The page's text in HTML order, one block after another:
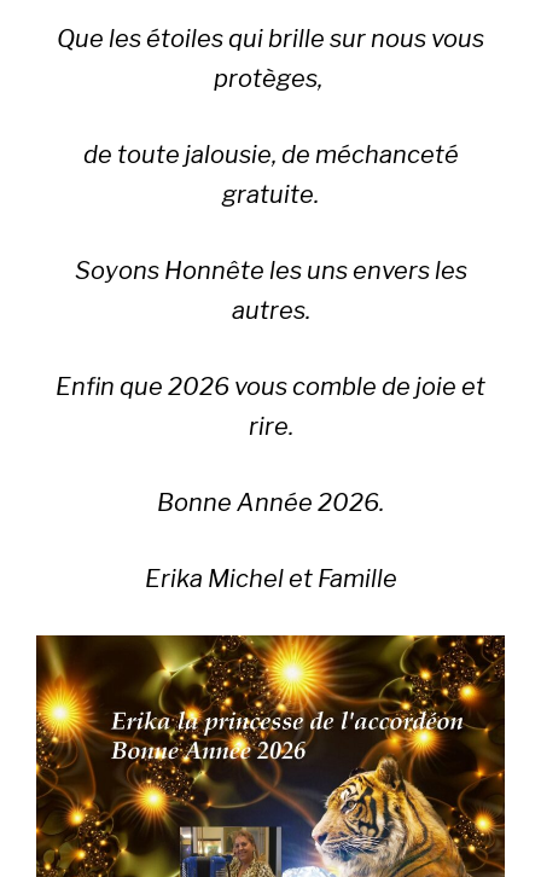
Que les étoiles qui brille sur nous vous
protèges,
de toute jalousie, de méchanceté
gratuite.
Soyons Honnête les uns envers les
autres.
Enfin que 2026 vous comble de joie et
rire.
Bonne Année 2026.
Erika Michel et Famille